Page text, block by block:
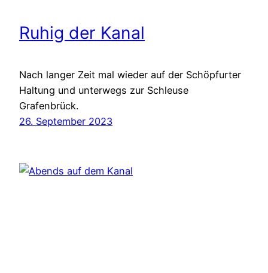
Ruhig der Kanal
Nach langer Zeit mal wieder auf der Schöpfurter
Haltung und unterwegs zur Schleuse
Grafenbrück.
26. September 2023